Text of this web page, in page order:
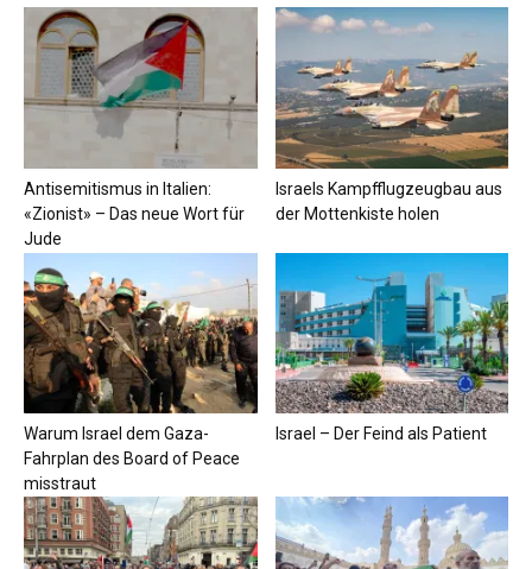
Antisemitismus in Italien:
«Zionist» – Das neue Wort für
Jude
Israels Kampfflugzeugbau aus
der Mottenkiste holen
Warum Israel dem Gaza-
Fahrplan des Board of Peace
misstraut
Israel – Der Feind als Patient